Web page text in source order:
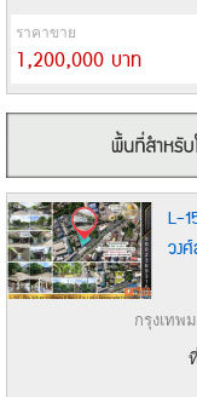
ราคาขาย
1,200,000 บาท
L-
วง
กรุงเทพ